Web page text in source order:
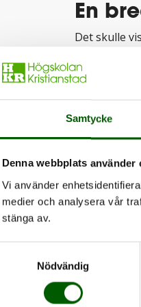
Samtycke
Denna webbplats använder
Vi använder
medier och analysera vår
stänga av.
Nödvändig
En
Det skulle
− Jag blev
utbildningar
var en
lättare
− Jag läste
upplevelse